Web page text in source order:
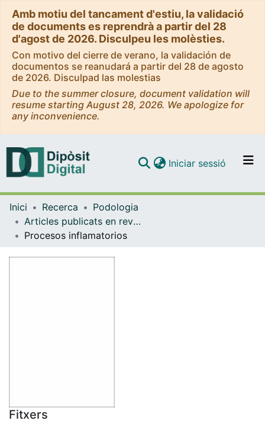
Amb motiu del tancament d'estiu, la validació
de documents es reprendrà a partir del 28
d'agost de 2026. Disculpeu les molèsties.
Con motivo del cierre de verano, la validación de
documentos se reanudará a partir del 28 de agosto
de 2026. Disculpad las molestias
Due to the summer closure, document validation will
resume starting August 28, 2026. We apologize for
any inconvenience.
Navega per tot el DD
Iniciar sessió (current)
Inici Recerca
Podologia
Articles publicats en revistes (Podologia)
Procesos inflamatorios
Fitxers